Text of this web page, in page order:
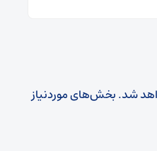
شد.بخش‌های موردنیاز